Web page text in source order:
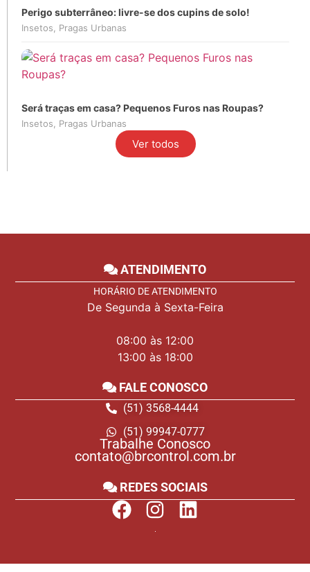
Perigo subterrâneo: livre-se dos cupins de solo!
Insetos Pragas Urbanas
Será traças em casa? Pequenos Furos nas Roupas?
Insetos Pragas Urbanas
Ver todos
ATENDIMENTO
HORÁRIO DE ATENDIMENTO
De Segunda à Sexta-Feira
08:00 às 12:00
13:00 às 18:00
FALE CONOSCO
(51) 3568-4444
(51) 99947-0777
Trabalhe Conosco
contato@brcontrol.com.br
REDES SOCIAIS